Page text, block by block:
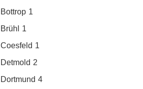
Bottrop 1
Brühl
1
Coesfeld 1
Detmold 2
Dortmund 4